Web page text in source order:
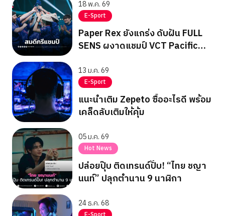
18 พ.ค. 69
E-Sport
Paper Rex ยังแกร่ง ดับฝัน FULL
SENS ผงาดแชมป์ VCT Pacific
13 ม.ค. 69
E-Sport
แนะนำเติม Zepeto ซื้ออะไรดี พร้อม
เคล็ดลับเติมให้คุ้ม
05 ม.ค. 69
Hot News
ปล่อยปุ๊บ ติดเทรนด์ปั๊บ! “ไทย ชญา
นนท์” ปลุกตำนาน 9 นาฬิกา
24 ธ.ค. 68